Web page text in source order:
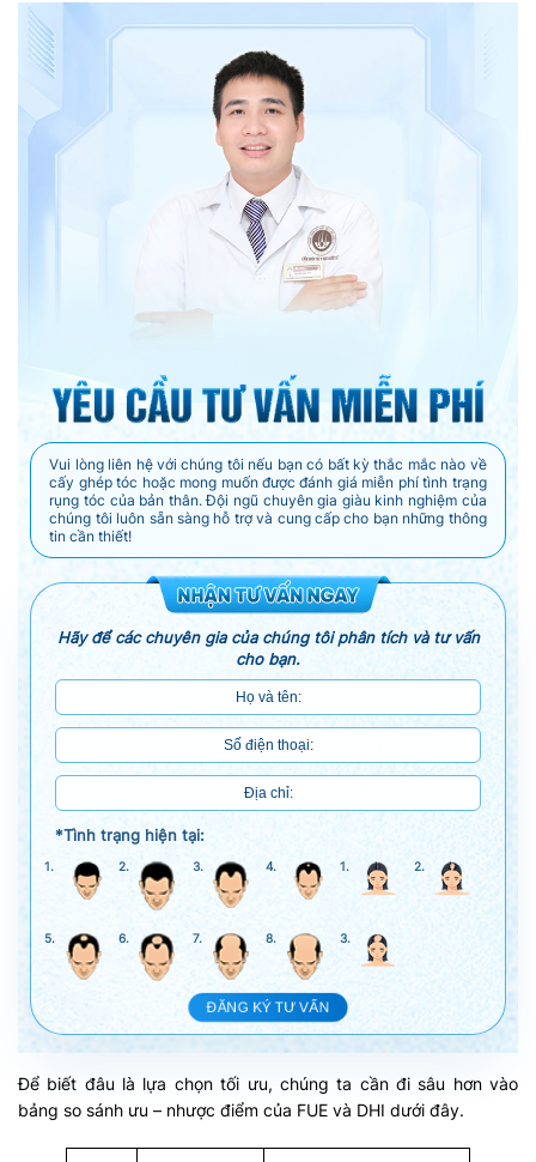
Vui lòng liên hệ với chúng tôi nếu bạn có bất kỳ thắc mắc nào về
cấy ghép tóc hoặc mong muốn được đánh giá miễn phí tình trạng
rụng tóc của bản thân. Đội ngũ chuyên gia giàu kinh nghiệm của
chúng tôi luôn sẵn sàng hỗ trợ và cung cấp cho bạn những thông
tin cần thiết!
Hãy để các chuyên gia của chúng tôi phân tích và tư vấn
cho bạn.
*Tình trạng hiện tại:
1. 2. 3. 4. 1. 2.
5. 6. 7. 8. 3.
ĐĂNG KÝ TƯ VẤN
Để biết đâu là lựa chọn tối ưu, chúng ta cần đi sâu hơn vào
bảng so sánh ưu – nhược điểm của FUE và DHI dưới đây.